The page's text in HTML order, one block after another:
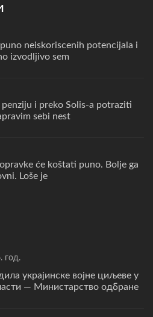
neiskoriscenih potencijala i
izvodljivo sem
i preko Solis-a potraziti
sebi nest
će koštati puno. Bolje ga
Loše je
год.
украјинске војне циљеве у
— Министарство одбране